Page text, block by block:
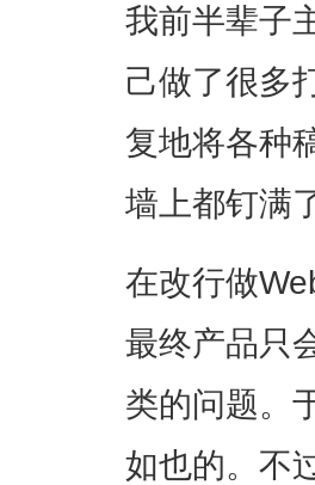
我前半辈子
己做了很多
复地将各种
墙上都钉满
在改行做
最终产品只
类的问题。
如也的。不